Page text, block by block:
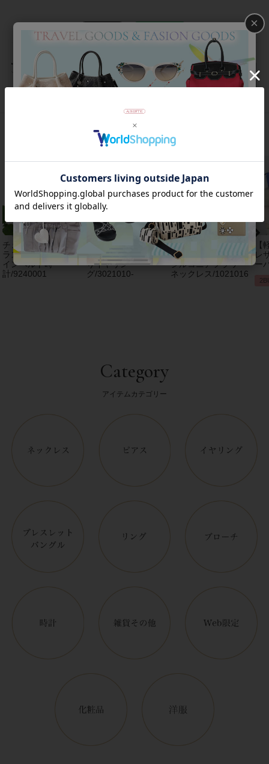
返品について
おすすめアイテム
チェコクリスタルガ
ラス立体リボンデザ
インベルト時
計/9240001
【アンジェラカプッ
りイヤリン
グ/3021010-
8mm玉マジョルカパ
ール×キュービック
ジルコニアフラワー
ネックレス/1021016
【
レ
ー
Category
アイテムカテゴリー
×